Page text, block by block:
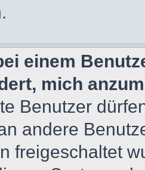
einem
mich
Benutzer
andere
freigeschaltet